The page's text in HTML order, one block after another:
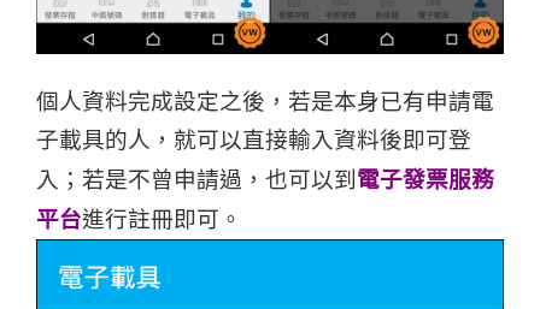
個人資料完成設定之後，若是本身已有申請電
子載具的人，就可以直接輸入資料後即可登
入；若是不曾申請過，也可以到 電子發票服務
平台進行註冊即可。